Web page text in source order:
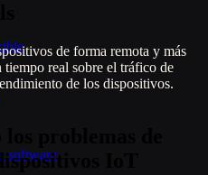
software
de forma remota y más
real sobre el tráfico de
de los dispositivos.
problemas de
IoT